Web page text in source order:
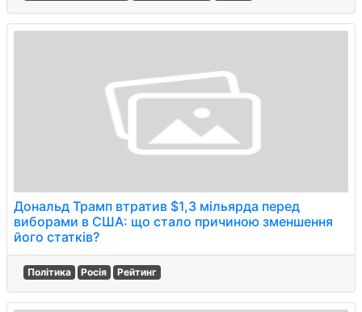
Дональд Трамп втратив $1,3 мільярда перед
виборами в США: що стало причиною зменшення
його статків?
Політика Росія Рейтинг